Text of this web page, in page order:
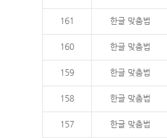
161 한글 맞춤법
160 한글 맞춤법
159 한글 맞춤법
158 한글 맞춤법
157 한글 맞춤법